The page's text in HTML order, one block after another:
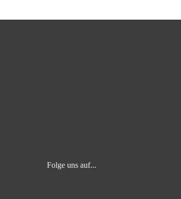
Folge uns auf... ⁣